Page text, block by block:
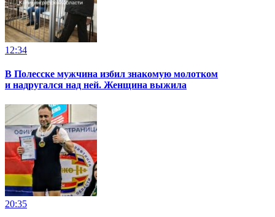
12:34
В Полесске мужчина избил знакомую молотком
и надругался над ней. Женщина выжила
20:35